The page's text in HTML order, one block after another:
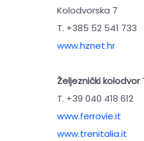
Kolodvorska 7
T. +385 52 541 733
www.hznet.hr
Željeznički
T. +39 040 418 612
www.ferrovie.it
www.trenitalia.it